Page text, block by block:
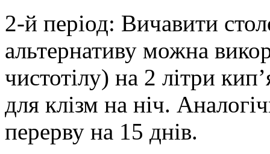
2-й період: Вичавити
альтернативу можна
чистотілу) на 2 літри
для клізм на ніч.
перерву на 15 днів.